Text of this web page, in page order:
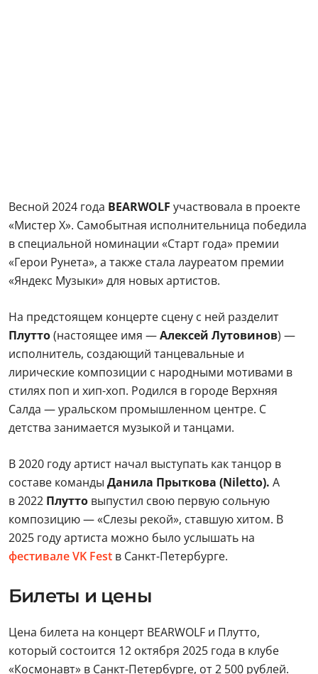
Весной 2024 года BEARWOLF участвовала в проекте
«Мистер Х». Самобытная исполнительница победила
в специальной номинации «Старт года» премии
«Герои Рунета», а также стала лауреатом премии
«Яндекс Музыки» для новых артистов.
На предстоящем концерте сцену с ней разделит
Плутто(настоящее имя —Алексей Лутовинов) —
исполнитель, создающий танцевальные и
лирические композиции с народными мотивами в
стилях поп и хип-хоп. Родился в городе Верхняя
Салда — уральском промышленном центре. С
детства занимается музыкой и танцами.
В 2020 году артист начал выступать как танцор в
составе команды Данила Прыткова (Niletto). А
в 2022 Плутто выпустил свою первую сольную
композицию — «Слезы рекой», ставшую хитом. В
2025 году артиста можно было услышать на
фестивале VK Fest в Санкт-Петербурге.
Билеты и цены
Цена билета на концерт BEARWOLF и Плутто,
который состоится 12 октября 2025 года в клубе
«Космонавт» в Санкт-Петербурге, от 2 500 рублей.